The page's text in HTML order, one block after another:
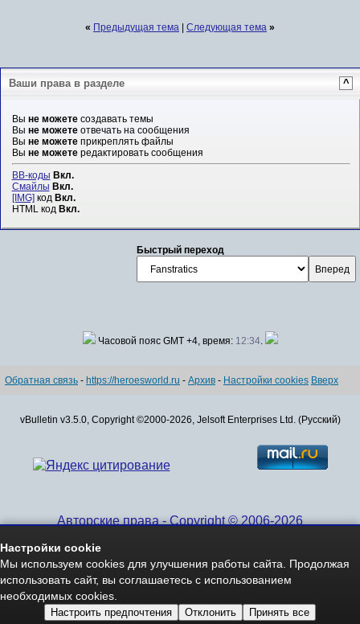
« Предыдущая тема Следующая тема »
Ваши права в разделе ^
Вы не можетесоздавать темы
Вы не можетеотвечать на сообщения
Вы не можетеприкреплять файлы
Вы не можетередактировать сообщения
BB-коды Вкл.
Смайлы Вкл.
[IMG]код Вкл.
HTML код Вкл.
Быстрый переход
Часовой пояс GMT +4, время: 12:34.
Обратная связь - https://heroesworld.ru - Архив - Настройки cookies Вверх
vBulletin v3.5.0, Copyright ©2000-2026, Jelsoft Enterprises Ltd. (Русский)
Авторские права - Copyright © 2006-2026
Настройки cookie
Мы используем cookies для улучшения работы сайта. Продолжая
использовать сайт, вы соглашаетесь с использованием
необходимых cookies.
Настроить предпочтения Отклонить Принять все